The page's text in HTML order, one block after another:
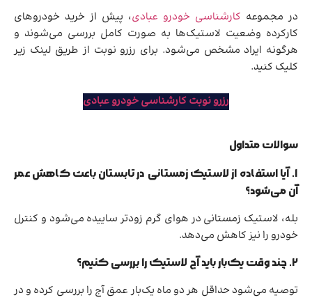
در مجموعه کارشناسی خودرو عبادی، پیش از خرید خودروهای
کارکرده وضعیت لاستیک‌ها به صورت کامل بررسی می‌شوند و
هرگونه ایراد مشخص می‌شود. برای رزرو نوبت از طریق لینک زیر
کلیک کنید.
رزرو نوبت کارشناسی خودرو عبادی
سوالات متداول
۱. آیا استفاده از لاستیک زمستانی در تابستان باعث کاهش عمر
آن می‌شود؟
بله، لاستیک زمستانی در هوای گرم زودتر ساییده می‌شود و کنترل
خودرو را نیز کاهش می‌دهد.
۲. چند وقت یک‌بار باید آج لاستیک را بررسی کنیم؟
توصیه می‌شود حداقل هر دو ماه یک‌بار عمق آج را بررسی کرده و در